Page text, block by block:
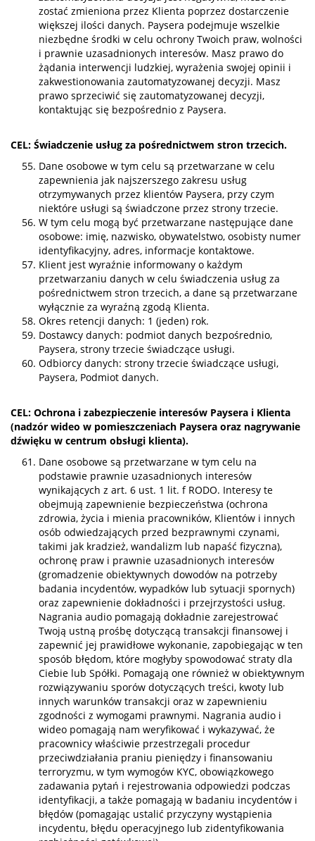
zostać zmieniona przez Klienta poprzez dostarczenie
większej ilości danych. Paysera podejmuje wszelkie
niezbędne środki w celu ochrony Twoich praw, wolności
i prawnie uzasadnionych interesów. Masz prawo do
żądania interwencji ludzkiej, wyrażenia swojej opinii i
zakwestionowania zautomatyzowanej decyzji. Masz
prawo sprzeciwić się zautomatyzowanej decyzji,
kontaktując się bezpośrednio z Paysera.
CEL: Świadczenie usług za pośrednictwem stron trzecich.
Dane osobowe w tym celu są przetwarzane w celu
zapewnienia jak najszerszego zakresu usług
otrzymywanych przez klientów Paysera, przy czym
niektóre usługi są świadczone przez strony trzecie.
W tym celu mogą być przetwarzane następujące dane
osobowe: imię, nazwisko, obywatelstwo, osobisty numer
identyfikacyjny, adres, informacje kontaktowe.
Klient jest wyraźnie informowany o każdym
przetwarzaniu danych w celu świadczenia usług za
pośrednictwem stron trzecich, a dane są przetwarzane
wyłącznie za wyraźną zgodą Klienta.
Okres retencji danych: 1 (jeden) rok.
Dostawcy danych: podmiot danych bezpośrednio,
Paysera, strony trzecie świadczące usługi.
Odbiorcy danych: strony trzecie świadczące usługi,
Paysera, Podmiot danych.
CEL: Ochrona i zabezpieczenie interesów Paysera i Klienta
(nadzór wideo w pomieszczeniach Paysera oraz nagrywanie
dźwięku w centrum obsługi klienta).
Dane osobowe są przetwarzane w tym celu na
podstawie prawnie uzasadnionych interesów
wynikających z art. 6 ust. 1 lit. f RODO. Interesy te
obejmują zapewnienie bezpieczeństwa (ochrona
zdrowia, życia i mienia pracowników, Klientów i innych
osób odwiedzających przed bezprawnymi czynami,
takimi jak kradzież, wandalizm lub napaść fizyczna),
ochronę praw i prawnie uzasadnionych interesów
(gromadzenie obiektywnych dowodów na potrzeby
badania incydentów, wypadków lub sytuacji spornych)
oraz zapewnienie dokładności i przejrzystości usług.
Nagrania audio pomagają dokładnie zarejestrować
Twoją ustną prośbę dotyczącą transakcji finansowej i
zapewnić jej prawidłowe wykonanie, zapobiegając w ten
sposób błędom, które mogłyby spowodować straty dla
Ciebie lub Spółki. Pomagają one również w obiektywnym
rozwiązywaniu sporów dotyczących treści, kwoty lub
innych warunków transakcji oraz w zapewnieniu
zgodności z wymogami prawnymi. Nagrania audio i
wideo pomagają nam weryfikować i wykazywać, że
pracownicy właściwie przestrzegali procedur
przeciwdziałania praniu pieniędzy i finansowaniu
terroryzmu, w tym wymogów KYC, obowiązkowego
zadawania pytań i rejestrowania odpowiedzi podczas
identyfikacji, a także pomagają w badaniu incydentów i
błędów (pomagając ustalić przyczyny wystąpienia
incydentu, błędu operacyjnego lub zidentyfikowania